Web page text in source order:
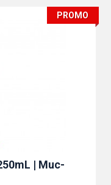
PROMO
| Muc-